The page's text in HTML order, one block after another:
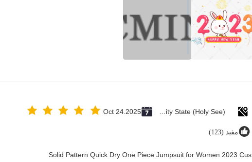
Oct 24.2025
مفيد (123)
Solid Pattern Quick Dry One Piece Jumpsuit for Women 2023